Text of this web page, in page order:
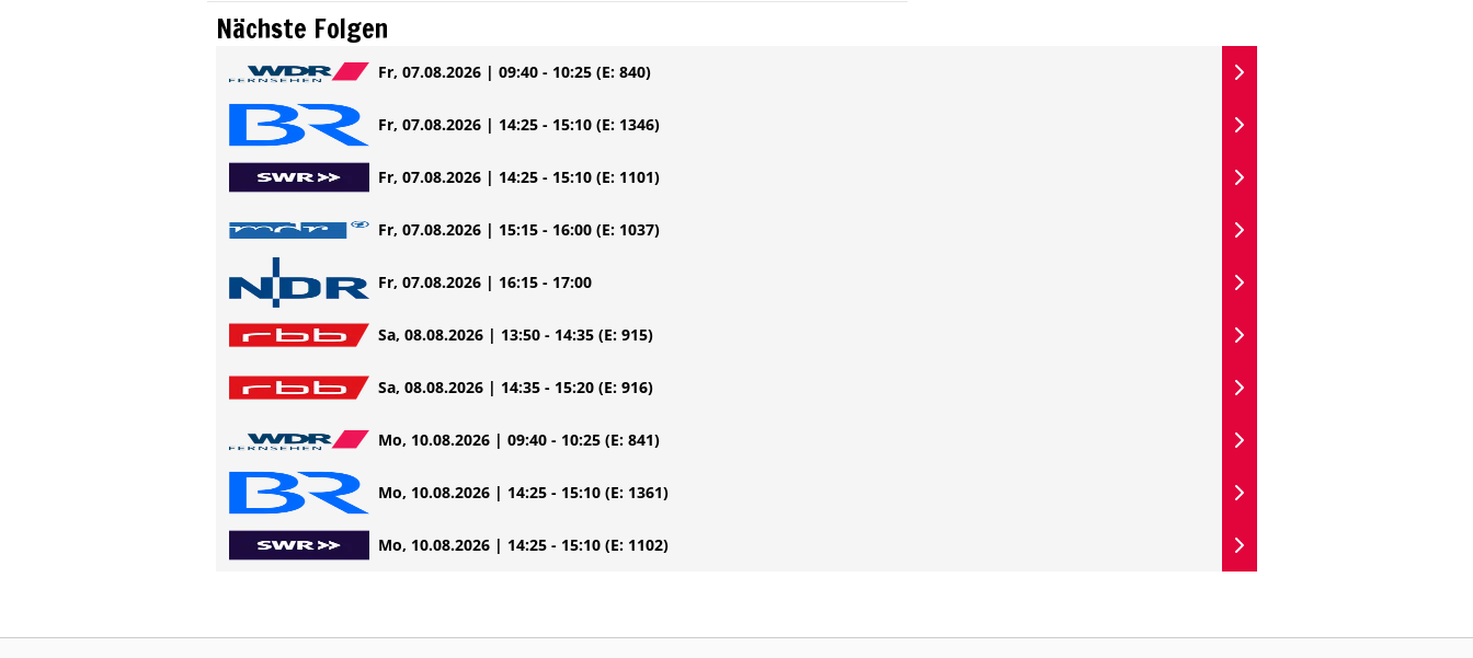
Nächste Folgen
Fr, 07.08.2026 | 09:40 - 10:25 (E: 840)
Fr, 07.08.2026 | 14:25 - 15:10 (E: 1346)
Fr, 07.08.2026 | 14:25 - 15:10 (E: 1101)
Fr, 07.08.2026 | 15:15 - 16:00 (E: 1037)
Fr, 07.08.2026 | 16:15 - 17:00
Sa, 08.08.2026 | 13:50 - 14:35 (E: 915)
Sa, 08.08.2026 | 14:35 - 15:20 (E: 916)
Mo, 10.08.2026 | 09:40 - 10:25 (E: 841)
Mo, 10.08.2026 | 14:25 - 15:10 (E: 1361)
Mo, 10.08.2026 | 14:25 - 15:10 (E: 1102)